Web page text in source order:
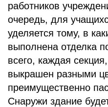
работников
очередь, для
уделяется тому, в
выполнена отделка
всего, каждая
выкрашен разными
преимущественно
Снаружи здание